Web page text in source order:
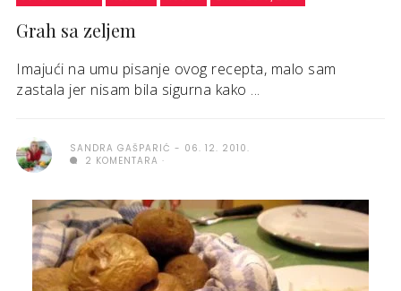
Grah sa zeljem
Imajući na umu pisanje ovog recepta, malo sam
zastala jer nisam bila sigurna kako ...
SANDRA GAŠPARIĆ
06. 12. 2010.
2 KOMENTARA